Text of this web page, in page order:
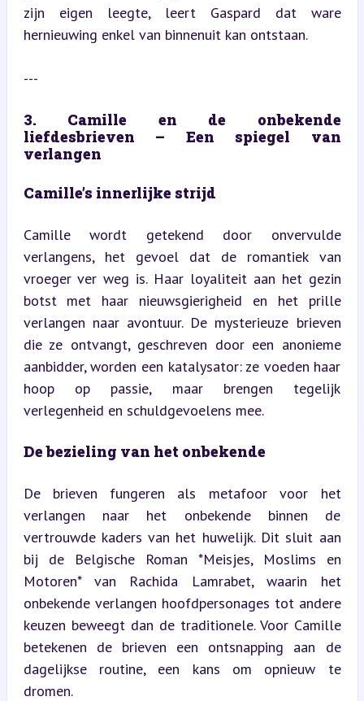
zijn eigen leegte, leert Gaspard dat ware
hernieuwing enkel van binnenuit kan ontstaan.
---
3. Camille en de onbekende
liefdesbrieven – Een spiegel van
verlangen
Camille’s innerlijke strijd
Camille wordt getekend door onvervulde
verlangens, het gevoel dat de romantiek van
vroeger ver weg is. Haar loyaliteit aan het gezin
botst met haar nieuwsgierigheid en het prille
verlangen naar avontuur. De mysterieuze brieven
die ze ontvangt, geschreven door een anonieme
aanbidder, worden een katalysator: ze voeden haar
hoop op passie, maar brengen tegelijk
verlegenheid en schuldgevoelens mee.
De bezieling van het onbekende
De brieven fungeren als metafoor voor het
verlangen naar het onbekende binnen de
vertrouwde kaders van het huwelijk. Dit sluit aan
bij de Belgische Roman *Meisjes, Moslims en
Motoren* van Rachida Lamrabet, waarin het
onbekende verlangen hoofdpersonages tot andere
keuzen beweegt dan de traditionele. Voor Camille
betekenen de brieven een ontsnapping aan de
dagelijkse routine, een kans om opnieuw te
dromen.